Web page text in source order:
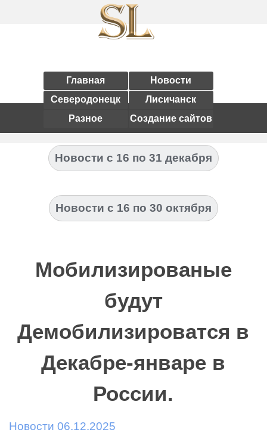
Главная
Новости
Северодонецк
Лисичанск
Разное
Создание сайтов
Новости с 16 по 31 декабря
Новости с 16 по 30 октября
Мобилизированые
будут
Демобилизироватся в
Декабре-январе в
России.
Новости 06.12.2025